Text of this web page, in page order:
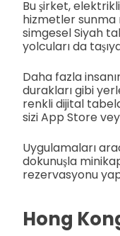
Bu şirket,
hizmetler sunma
simgesel Siyah
yolcuları da
Daha fazla
durakları gibi
renkli dijital
sizi App Store
Uygulamaları
dokunuşla
rezervasyonu
Hong